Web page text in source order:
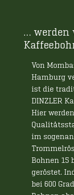
… werden
Von
Hamburg
ist die
DINZLER
Hier
im
Bohnen 15
geröstet.
bei 600